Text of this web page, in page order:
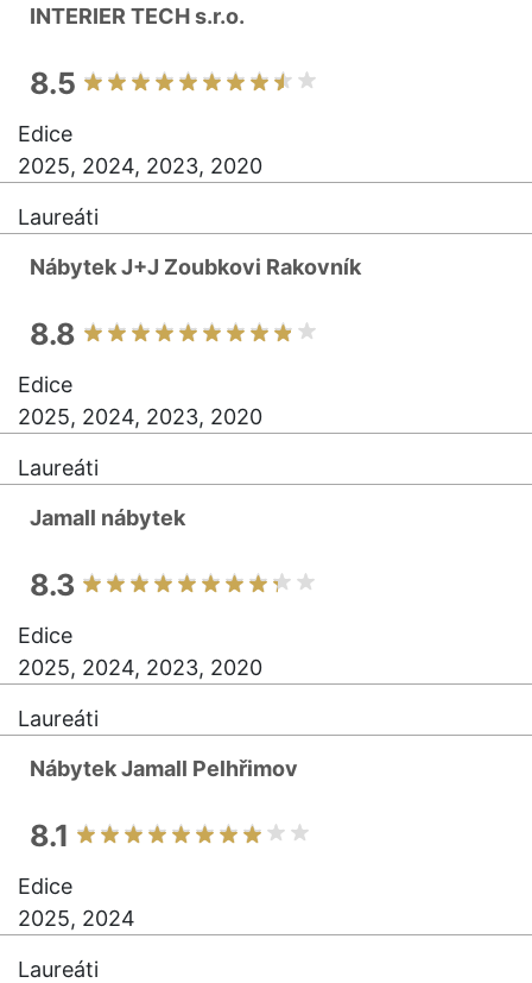
INTERIER TECH s.r.o.
8.5
Edice
2025, 2024, 2023, 2020
Laureáti
Nábytek J+J Zoubkovi Rakovník
8.8
Edice
2025, 2024, 2023, 2020
Laureáti
Jamall nábytek
8.3
Edice
2025, 2024, 2023, 2020
Laureáti
Nábytek Jamall Pelhřimov
8.1
Edice
2025, 2024
Laureáti